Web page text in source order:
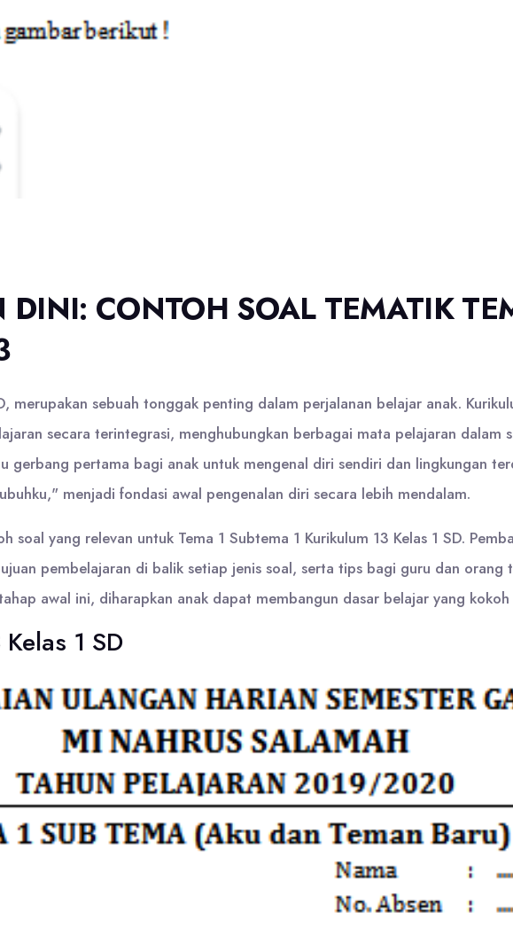
CONTOH SOAL TEMATIK
merupakan sebuah tonggak penting dalam perjalanan belajar anak.
secara terintegrasi, menghubungkan berbagai mata pelajaran dalam
pertama bagi anak untuk mengenal diri sendiri dan lingkungan
menjadi fondasi awal pengenalan diri secara lebih mendalam.
yang relevan untuk Tema 1 Subtema 1 Kurikulum 13 Kelas 1 SD.
pembelajaran di balik setiap jenis soal, serta tips bagi guru dan orang
awal ini, diharapkan anak dapat membangun dasar belajar yang
1 SD